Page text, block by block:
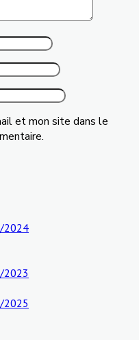
et mon site dans le
2024
2023
2025